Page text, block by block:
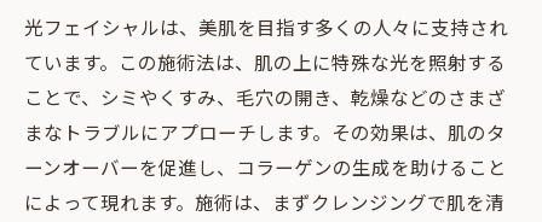
シャルガイド
光フェイシャルは、美肌を目指す多くの人々に支持され
ています。この施術法は、肌の上に特殊な光を照射する
ことで、シミやくすみ、毛穴の開き、乾燥などのさまざ
まなトラブルにアプローチします。その効果は、肌のタ
ーンオーバーを促進し、コラーゲンの生成を助けること
によって現れます。施術は、まずクレンジングで肌を清